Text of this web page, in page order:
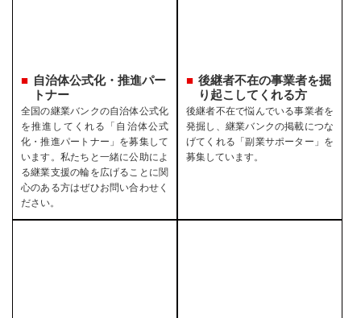
自治体公式化・推進パー
トナー
全国の継業バンクの自治体公式化
を推進してくれる「自治体公式
化・推進パートナー」を募集して
います。私たちと一緒に公助によ
る継業支援の輪を広げることに関
心のある方はぜひお問い合わせく
ださい。
後継者不在の事業者を掘
り起こしてくれる方
後継者不在で悩んでいる事業者を
発掘し、継業バンクの掲載につな
げてくれる「副業サポーター」を
募集しています。